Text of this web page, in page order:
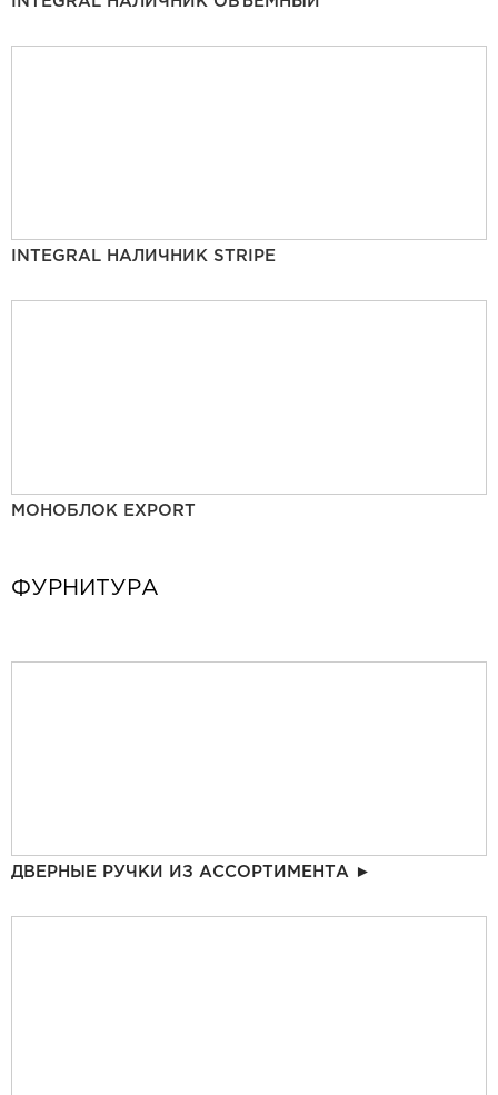
INTEGRAL НАЛИЧНИК STRIPE
МОНОБЛОК EXPORT
ФУРНИТУРА
ДВЕРНЫЕ РУЧКИ ИЗ АССОРТИМЕНТА ►